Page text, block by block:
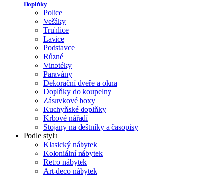
Doplňky
Police
Vešáky
Truhlice
Lavice
Podstavce
Různé
Vinotéky
Paravány
Dekorační dveře a okna
Doplňky do koupelny
Zásuvkové boxy
Kuchyňské doplňky
Krbové nářadí
Stojany na deštníky a časopisy
Podle stylu
Klasický nábytek
Koloniální nábytek
Retro nábytek
Art-deco nábytek